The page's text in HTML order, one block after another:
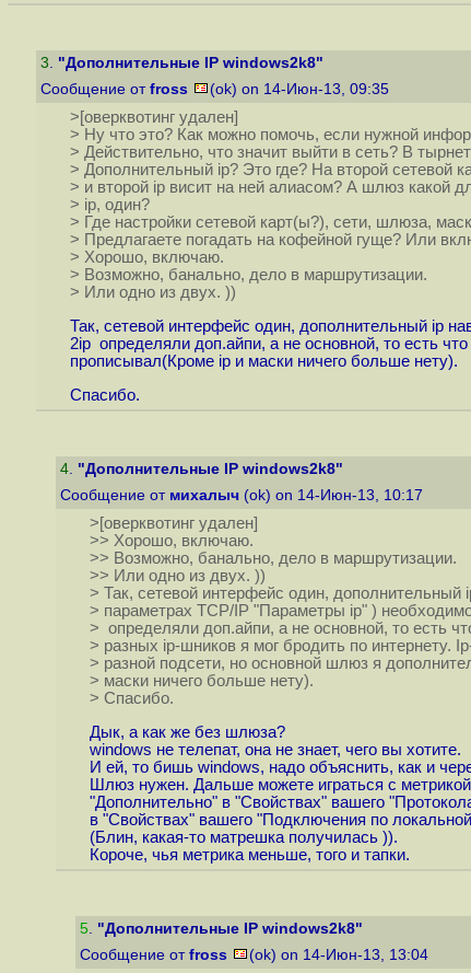
3. "Дополнительные IP windows2k8"
Сообщение от fross (ok) on 14-Июн-13, 09:35
>[оверквотинг удален]
> Ну что это? Как можно помочь, если нужной
> Действительно, что значит выйти в сеть? В
> Дополнительный ip? Это где? На второй сетевой
> и второй ip висит на ней алиасом? А шлюз какой
> ip, один?
> Где настройки сетевой карт(ы?), сети, шлюза,
> Предлагаете погадать на кофейной гуще? Или
> Хорошо, включаю.
> Возможно, банально, дело в маршрутизации.
> Или одно из двух. ))
Так, сетевой интерфейс один, дополнительный ip
2ip определяли доп.айпи, а не основной, то есть
прописывал(Кроме ip и маски ничего больше нету).
Спасибо.
4. "Дополнительные IP windows2k8"
Сообщение от михалыч (ok) on 14-Июн-13, 10:17
>[оверквотинг удален]
>> Хорошо, включаю.
>> Возможно, банально, дело в маршрутизации.
>> Или одно из двух. ))
> Так, сетевой интерфейс один,
> параметрах TCP/IP "Параметры ip" )
> определяли доп.айпи, а не основной, то есть
> разных ip-шников я мог бродить по интернету.
> разной подсети, но основной шлюз я
> маски ничего больше нету).
> Спасибо.
Дык, а как же без шлюза?
windows не телепат, она не знает, чего вы хотите.
И ей, то бишь windows, надо объяснить, как и
Шлюз нужен. Дальше можете играться с
"Дополнительно" в "Свойствах" вашего
в "Свойствах" вашего "Подключения по
(Блин, какая-то матрешка получилась )).
Короче, чья метрика меньше, того и тапки.
5. "Дополнительные IP windows2k8"
Сообщение от fross (ok) on 14-Июн-13, 13:04